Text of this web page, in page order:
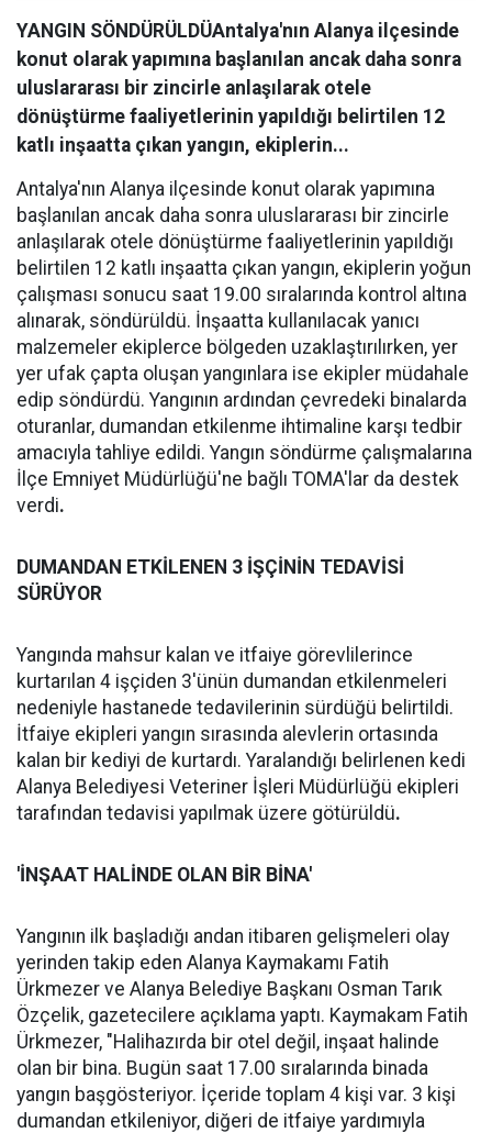
YANGIN SÖNDÜRÜLDÜAntalya'nın Alanya ilçesinde
konut olarak yapımına başlanılan ancak daha sonra
uluslararası bir zincirle anlaşılarak otele
dönüştürme faaliyetlerinin yapıldığı belirtilen 12
katlı inşaatta çıkan yangın, ekiplerin...
Antalya'nın Alanya ilçesinde konut olarak yapımına
başlanılan ancak daha sonra uluslararası bir zincirle
anlaşılarak otele dönüştürme faaliyetlerinin yapıldığı
belirtilen 12 katlı inşaatta çıkan yangın, ekiplerin yoğun
çalışması sonucu saat 19.00 sıralarında kontrol altına
alınarak, söndürüldü. İnşaatta kullanılacak yanıcı
malzemeler ekiplerce bölgeden uzaklaştırılırken, yer
yer ufak çapta oluşan yangınlara ise ekipler müdahale
edip söndürdü. Yangının ardından çevredeki binalarda
oturanlar, dumandan etkilenme ihtimaline karşı tedbir
amacıyla tahliye edildi. Yangın söndürme çalışmalarına
İlçe Emniyet Müdürlüğü'ne bağlı TOMA'lar da destek
verdi.
DUMANDAN ETKİLENEN 3 İŞÇİNİN TEDAVİSİ
SÜRÜYOR
Yangında mahsur kalan ve itfaiye görevlilerince
kurtarılan 4 işçiden 3'ünün dumandan etkilenmeleri
nedeniyle hastanede tedavilerinin sürdüğü belirtildi.
İtfaiye ekipleri yangın sırasında alevlerin ortasında
kalan bir kediyi de kurtardı. Yaralandığı belirlenen kedi
Alanya Belediyesi Veteriner İşleri Müdürlüğü ekipleri
tarafından tedavisi yapılmak üzere götürüldü.
'İNŞAAT HALİNDE OLAN BİR BİNA'
Yangının ilk başladığı andan itibaren gelişmeleri olay
yerinden takip eden Alanya Kaymakamı Fatih
Ürkmezer ve Alanya Belediye Başkanı Osman Tarık
Özçelik, gazetecilere açıklama yaptı. Kaymakam Fatih
Ürkmezer, "Halihazırda bir otel değil, inşaat halinde
olan bir bina. Bugün saat 17.00 sıralarında binada
yangın başgösteriyor. İçeride toplam 4 kişi var. 3 kişi
dumandan etkileniyor, diğeri de itfaiye yardımıyla